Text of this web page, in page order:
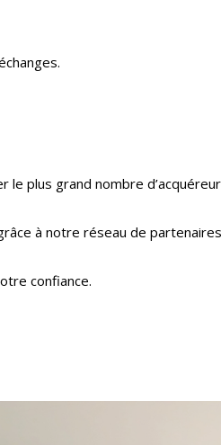
plus grand nombre
à notre réseau de
confiance.